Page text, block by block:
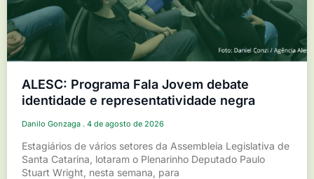
ALESC: Programa Fala Jovem debate
identidade e representatividade negra
Danilo Gonzaga 4 de agosto de 2026
Estagiários de vários setores da Assembleia Legislativa de
Santa Catarina, lotaram o Plenarinho Deputado Paulo
Stuart Wright, nesta semana, para